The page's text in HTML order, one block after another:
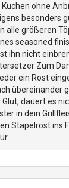
Kuchen ohne
besonders
alle größeren
seasoned
ihn nicht
Zum
ein Rost
übereinander
dauert es
in dein
Stapelrost ins